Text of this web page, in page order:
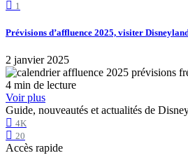
1
Prévisions d’affluence 2025, visiter
2 janvier 2025
4 min de lecture
Voir plus
Guide, nouveautés et actualités de
4K
20
Accès rapide